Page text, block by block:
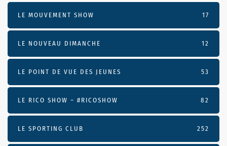
LE MOUVEMENT SHOW 17
LE NOUVEAU DIMANCHE 12
LE POINT DE VUE DES JEUNES 53
LE RICO SHOW – #RICOSHOW 82
LE SPORTING CLUB 252